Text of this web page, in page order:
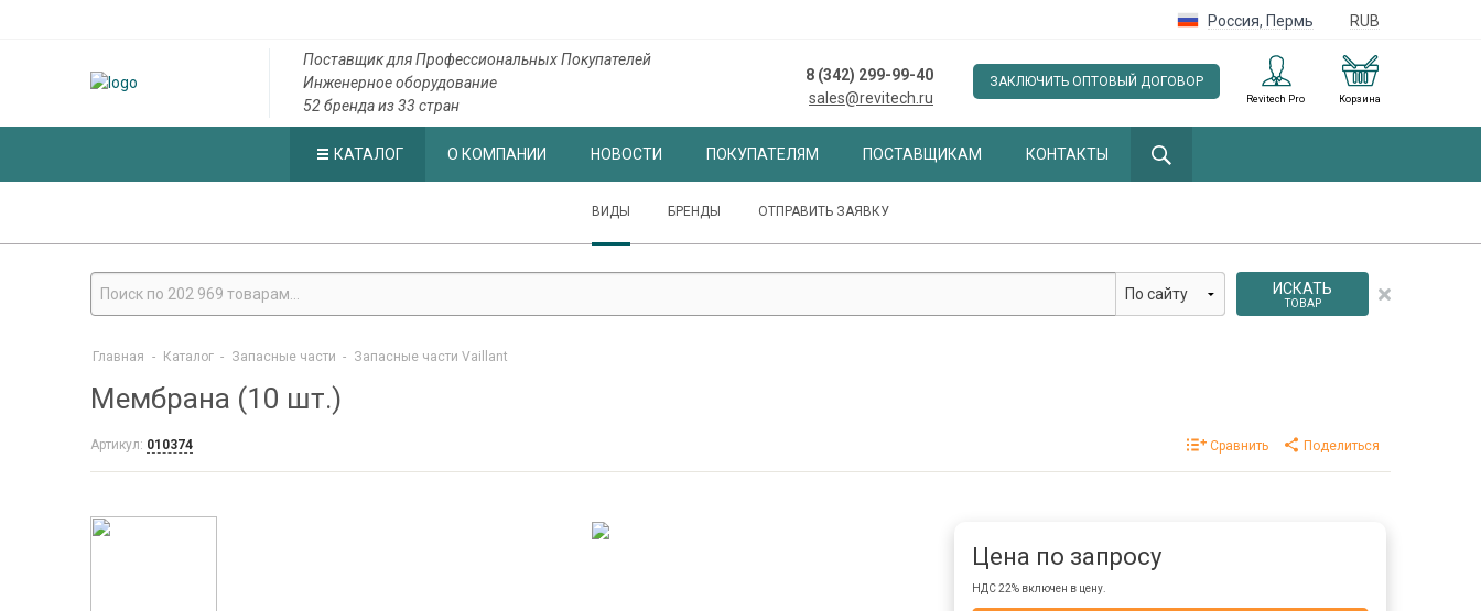
Россия, Пермь RUB
Корзина
Revitech Pro
ЗАКЛЮЧИТЬ ОПТОВЫЙ ДОГОВОР
8 (342) 299-99-40
sales@revitech.ru
Поставщик для Профессиональных Покупателей
Инженерное оборудование
52 бренда из 33 стран
КАТАЛОГ О КОМПАНИИ НОВОСТИ ПОКУПАТЕЛЯМ ПОСТАВЩИКАМ КОНТАКТЫ
ВИДЫ БРЕНДЫ ОТПРАВИТЬ ЗАЯВКУ
ИСКАТЬ
ТОВАР
Главная - Каталог - Запасные части - Запасные части Vaillant
Мембрана (10 шт.)
Артикул: 010374 Сравнить Поделиться
Цена по запросу
НДС 22% включен в цену.